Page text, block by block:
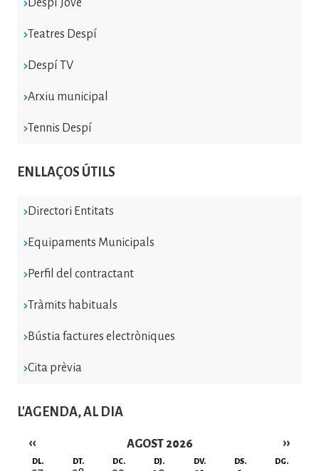
Despí Jove
Teatres Despí
Despí TV
Arxiu municipal
Tennis Despí
ENLLAÇOS ÚTILS
Directori Entitats
Equipaments Municipals
Perfil del contractant
Tràmits habituals
Bústia factures electròniques
Cita prèvia
L'AGENDA, AL DIA
AGOST 2026
Paginació
‹‹ ››
DL. DT. DC. DJ. DV. DS. DG.